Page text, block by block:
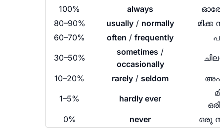
100% always
80–90%
usually / normally
60–70%
often / frequently
30–50%
sometimes /
occasionally
10–20%
rarely / seldom
1–5% hardly ever
0% never ഒരു